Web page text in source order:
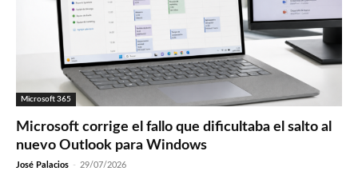
Microsoft 365
Microsoft corrige el fallo que dificultaba el salto al
nuevo Outlook para Windows
José Palacios - 29/07/2026